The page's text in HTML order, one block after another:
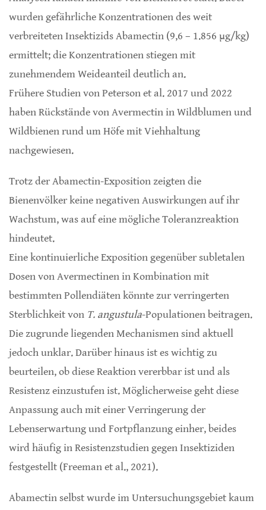
wurden gefährliche Konzentrationen des weit
verbreiteten Insektizids Abamectin (9,6 – 1.856 µg/kg)
ermittelt; die Konzentrationen stiegen mit
zunehmendem Weideanteil deutlich an.
Frühere Studien von Peterson et al. 2017 und 2022
haben Rückstände von Avermectin in Wildblumen und
Wildbienen rund um Höfe mit Viehhaltung
nachgewiesen.
Trotz der Abamectin-Exposition zeigten die
Bienenvölker keine negativen Auswirkungen auf ihr
Wachstum, was auf eine mögliche Toleranzreaktion
hindeutet.
Eine kontinuierliche Exposition gegenüber subletalen
Dosen von Avermectinen in Kombination mit
bestimmten Pollendiäten könnte zur verringerten
Sterblichkeit von T. angustula-Populationen beitragen.
Die zugrunde liegenden Mechanismen sind aktuell
jedoch unklar. Darüber hinaus ist es wichtig zu
beurteilen, ob diese Reaktion vererbbar ist und als
Resistenz einzustufen ist. Möglicherweise geht diese
Anpassung auch mit einer Verringerung der
Lebenserwartung und Fortpflanzung einher, beides
wird häufig in Resistenzstudien gegen Insektiziden
festgestellt (Freeman et al., 2021).
Abamectin selbst wurde im Untersuchungsgebiet kaum